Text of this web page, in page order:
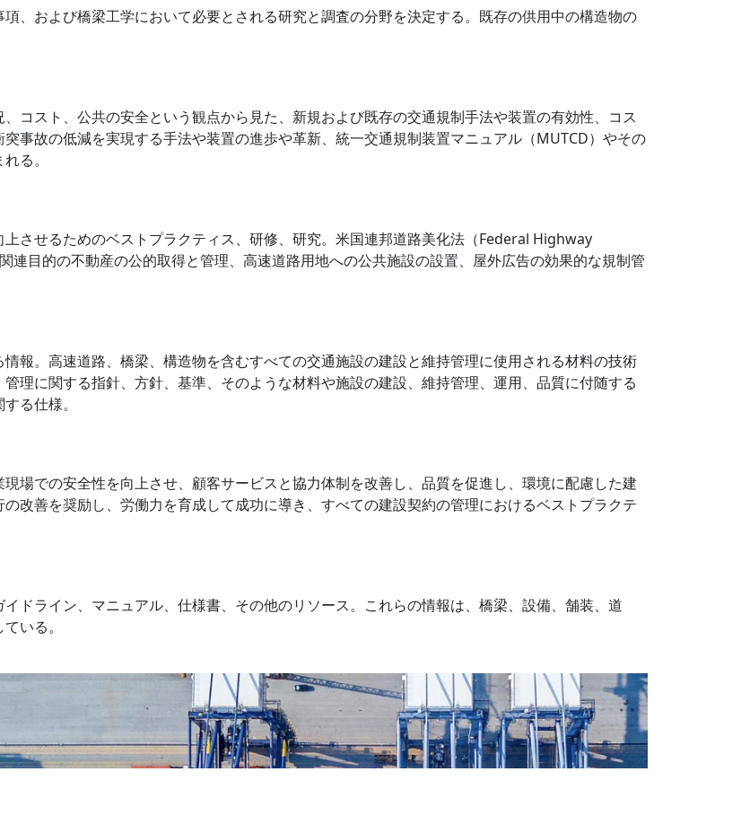
、および橋梁工学において必要とされる研究と調査の分野を決定する。既存の供用中の構造物の
コスト、公共の安全という観点から見た、新規および既存の交通規制手法や装置の有効性、コス
事故の低減を実現する手法や装置の進歩や革新、統一交通規制装置マニュアル（MUTCD）やその
る。
させるためのベストプラクティス、研修、研究。米国連邦道路美化法（Federal Highway
目的の不動産の公的取得と管理、高速道路用地への公共施設の設置、屋外広告の効果的な規制管
報。高速道路、橋梁、構造物を含むすべての交通施設の建設と維持管理に使用される材料の技術
理に関する指針、方針、基準、そのような材料や施設の建設、維持管理、運用、品質に付随する
る仕様。
場での安全性を向上させ、顧客サービスと協力体制を改善し、品質を促進し、環境に配慮した建
改善を奨励し、労働力を育成して成功に導き、すべての建設契約の管理におけるベストプラクテ
ドライン、マニュアル、仕様書、その他のリソース。これらの情報は、橋梁、設備、舗装、道
いる。